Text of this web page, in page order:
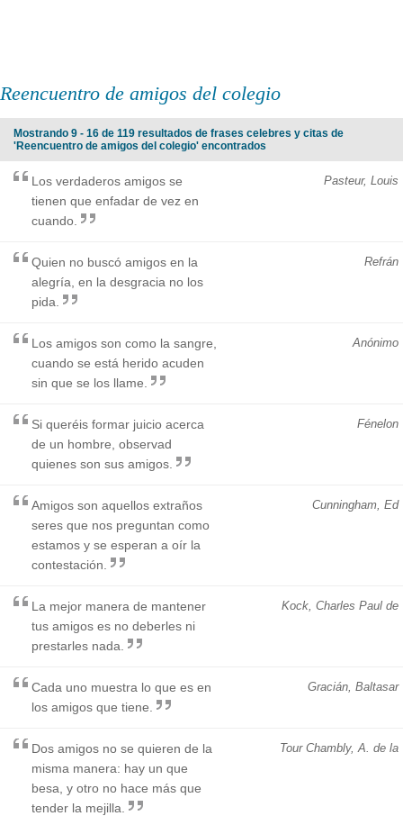
Reencuentro de amigos del colegio
Mostrando 9 - 16 de 119 resultados de frases celebres y citas de
'Reencuentro de amigos del colegio' encontrados
Pasteur, Louis
Los verdaderos amigos se
tienen que enfadar de vez en
cuando.
Refrán
Quien no buscó amigos en la
alegría, en la desgracia no los
pida.
Anónimo
Los amigos son como la sangre,
cuando se está herido acuden
sin que se los llame.
Fénelon
Si queréis formar juicio acerca
de un hombre, observad
quienes son sus amigos.
Cunningham, Ed
Amigos son aquellos extraños
seres que nos preguntan como
estamos y se esperan a oír la
contestación.
Kock, Charles Paul de
La mejor manera de mantener
tus amigos es no deberles ni
prestarles nada.
Gracián, Baltasar
Cada uno muestra lo que es en
los amigos que tiene.
Tour Chambly, A. de la
Dos amigos no se quieren de la
misma manera: hay un que
besa, y otro no hace más que
tender la mejilla.